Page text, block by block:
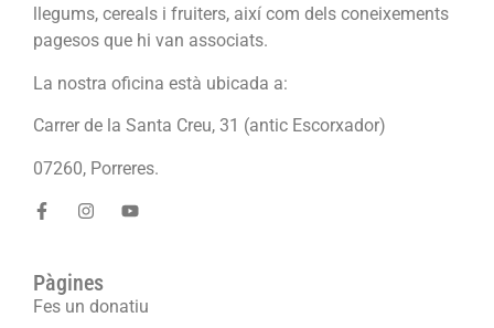
llegums, cereals i fruiters, així com dels coneixements
pagesos que hi van associats.
La nostra oficina està ubicada a:
Carrer de la Santa Creu, 31 (antic Escorxador)
07260, Porreres.
Pàgines
Fes un donatiu